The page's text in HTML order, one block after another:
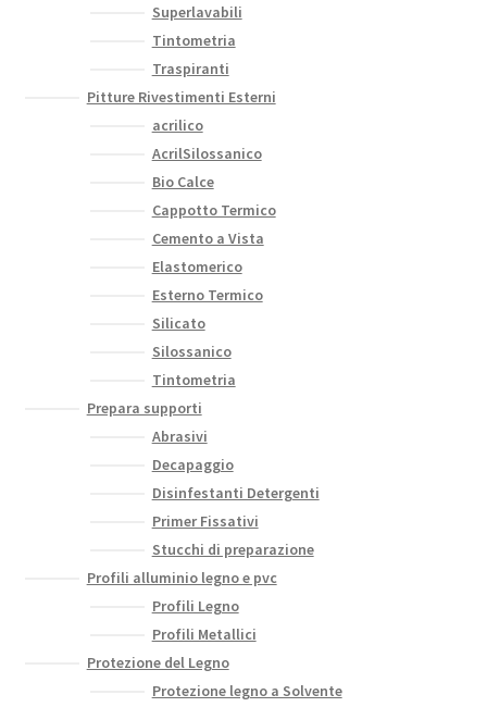
Superlavabili
Tintometria
Traspiranti
Pitture Rivestimenti Esterni
acrilico
AcrilSilossanico
Bio Calce
Cappotto Termico
Cemento a Vista
Elastomerico
Esterno Termico
Silicato
Silossanico
Tintometria
Prepara supporti
Abrasivi
Decapaggio
Disinfestanti Detergenti
Primer Fissativi
Stucchi di preparazione
Profili alluminio legno e pvc
Profili Legno
Profili Metallici
Protezione del Legno
Protezione legno a Solvente